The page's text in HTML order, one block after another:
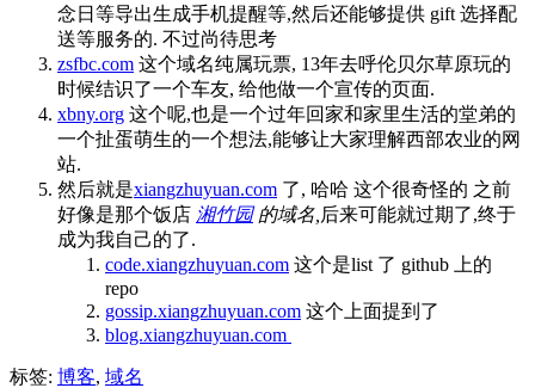
念日等导出生成手机提醒等,然后还能够提供 gift 选择配
送等服务的. 不过尚待思考
zsfbc.com 这个域名纯属玩票, 13年去呼伦贝尔草原玩的
时候结识了一个车友, 给他做一个宣传的页面.
xbny.org 这个呢,也是一个过年回家和家里生活的堂弟的
一个扯蛋萌生的一个想法,能够让大家理解西部农业的网
站.
然后就是xiangzhuyuan.com 了, 哈哈 这个很奇怪的 之前
好像是那个饭店 湘竹园的域名, 后来可能就过期了,终于
成为我自己的了.
code.xiangzhuyuan.com 这个是list 了 github 上的
repo
gossip.xiangzhuyuan.com 这个上面提到了
blog.xiangzhuyuan.com
标签: 博客, 域名